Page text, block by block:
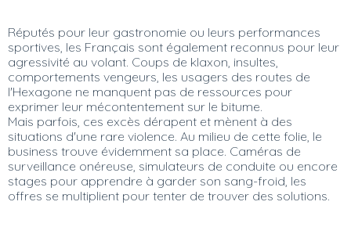
Réputés pour leur gastronomie ou leurs performances
sportives, les Français sont également reconnus pour leur
agressivité au volant. Coups de klaxon, insultes,
comportements vengeurs, les usagers des routes de
l'Hexagone ne manquent pas de ressources pour
exprimer leur mécontentement sur le bitume.
Mais parfois, ces excès dérapent et mènent à des
situations d'une rare violence. Au milieu de cette folie, le
business trouve évidemment sa place. Caméras de
surveillance onéreuse, simulateurs de conduite ou encore
stages pour apprendre à garder son sang-froid, les
offres se multiplient pour tenter de trouver des solutions.